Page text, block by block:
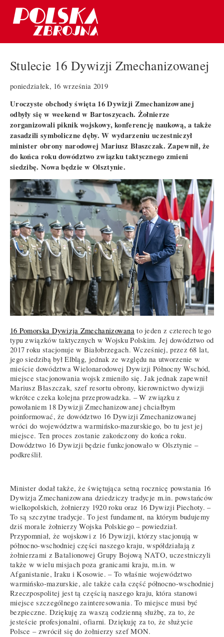
Stulecie 16 Dywizji Zmechanizowanej
poniedziałek, 16 września 2019
Uroczyste obchody święta 16 Dywizji Zmechanizowanej
odbyły się w weekend w Bartoszycach. Żołnierze
zorganizowali piknik wojskowy, konferencję naukową, a także
zasadzili symboliczne dęby. W wydarzeniu uczestniczył
minister obrony narodowej Mariusz Błaszczak. Zapewnił, że
do końca roku dowództwo związku taktycznego zmieni
siedzibę. Nowa będzie w Olsztynie.
16 Pomorska Dywizja Zmechanizowana to jeden z czterech tego
typu związków taktycznych w Wojsku Polskim. Jej dowództwo od
2017 roku stacjonuje w Białobrzegach. Wcześniej, przez 68 lat,
jego siedzibą był Elbląg, jednak ze względu na utworzenie w
mieście dowództwa Wielonarodowej Dywizji Północny Wschód,
miejsce stacjonowania wojsk zmieniło się. Jak jednak zapewnił
Mariusz Błaszczak, szef resortu obrony, kierownictwo dywizji
wkrótce czeka kolejna przeprowadzka. – W związku z
powołaniem 18 Dywizji Zmechanizowanej chciałbym
poinformować, że dowództwo 16 Dywizji Zmechanizowanej
wróci do województwa warmińsko-mazurskiego, bo tu jest jej
miejsce. Ten proces zostanie zakończony do końca roku.
Dowództwo 16 Dywizji będzie funkcjonowało w Olsztynie –
podkreślił.
Minister dodał także, że świętująca setną rocznicę powstania 16
Dywizja Zmechanizowana dziedziczy tradycje m.in. powstańców
wielkopolskich, żołnierzy 1920 roku oraz 16 Dywizji Piechoty. –
To są szczytne tradycje. To jest fundament, na którym budujemy
dziś morale żołnierzy Wojska Polskiego – powiedział.
Przypomniał, że wojskowi z 16 Dywizji, którzy stacjonują w
północno-wschodniej części naszego kraju, współdziałają z
żołnierzami z Batalionowej Grupy Bojową NATO, uczestniczyli
także w wielu misjach poza granicami kraju, m.in. w
Afganistanie, Iraku i Kosowie. – To właśnie województwo
warmińsko-mazurskie, ale także cała część północno-wschodniej
Rzeczpospolitej jest tą częścią naszego kraju, która stanowi
miejsce szczególnego zainteresowania. To miejsce musi być
bezpieczne. Dziękuję za waszą codzienną służbę, za to, że
jesteście profesjonalni, ofiarni. Dziękuję za to, że służycie
Polsce – zwrócił się do żołnierzy szef MON.